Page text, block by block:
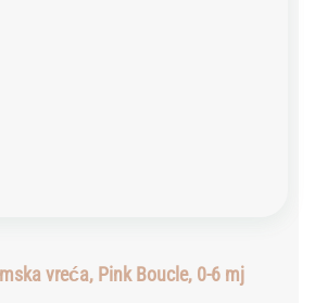
vreća, Pink Boucle, 0-6 mj